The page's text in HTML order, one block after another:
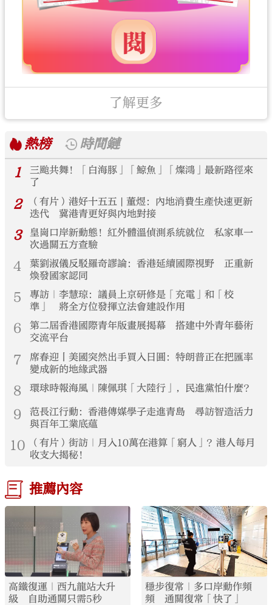
了解更多
熱榜
時間鏈
1
三颱共舞！「白海豚」「鯨魚」「燦鴻」最新路徑來
了
2
（有片）港好十五五 | 董煜：內地消費生產快速更新
迭代 冀港青更好與內地對接
3
皇崗口岸新動態！紅外體溫偵測系統就位 私家車一
次過關五方查驗
4
葉劉淑儀反駁羅奇謬論：香港延續國際視野 正重新
煥發國家認同
5
專訪｜李慧琼：議員上京研修是「充電」和「校
準」 將全方位發揮立法會建設作用
6
第二屆香港國際青年版畫展揭幕 搭建中外青年藝術
交流平台
7
席春迎丨美國突然出手買入日圓：特朗普正在把匯率
變成新的地緣武器
8 環球時報海風｜陳佩琪「大陸行」，民進黨怕什麼？
9
范長江行動：香港傳媒學子走進青島 尋訪智造活力
與百年工業底蘊
10
（有片）街訪｜月入10萬在港算「窮人」？港人每月
收支大揭秘！
推薦內容
高鐵復運｜西九龍站大升
級 自助通關只需5秒
穩步復常｜多口岸動作頻
頻 通關復常「快了」